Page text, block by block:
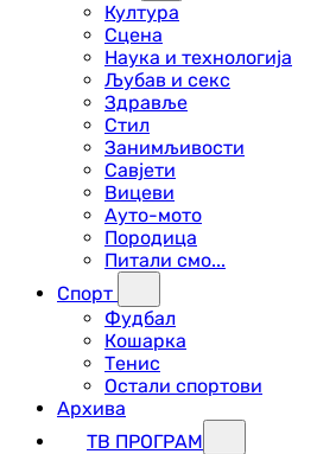
Култура
Сцена
Наука и технологија
Љубав и секс
Здравље
Стил
Занимљивости
Савјети
Вицеви
Ауто-мото
Породица
Питали смо...
Спорт
Фудбал
Кошарка
Тенис
Остали спортови
Архива
ТВ ПРОГРАМ